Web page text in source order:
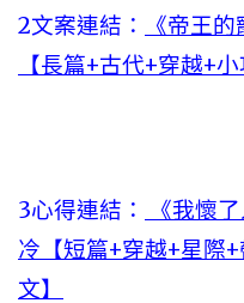
2文案連結：
《帝王
【長篇+古代+穿越+
3心得連結：
《我懷
冷【短篇+穿越+星際
文】